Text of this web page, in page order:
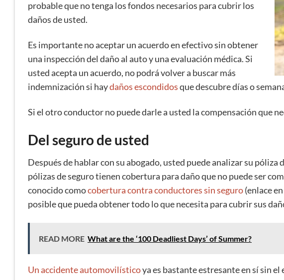
probable que no tenga los fondos necesarios para cubrir los
daños de usted.
Es importante no aceptar un acuerdo en efectivo sin obtener
una inspección del daño al auto y una evaluación médica. Si
usted acepta un acuerdo, no podrá volver a buscar más
indemnización si haydaños escondidosque descubre días o
Si el otro conductor no puede darle a usted la compensación que
Del seguro de usted
Después de hablar con su abogado, usted puede analizar su
pólizas de seguro tienen cobertura para daño que no puede ser
conocido comocobertura contra conductores sin seguro(enlace
posible que pueda obtener todo lo que necesita para cubrir sus
READ MORE What are the ‘100 Deadliest Days’ of Summer?
Un accidente automovilísticoya es bastante estresante en sí sin